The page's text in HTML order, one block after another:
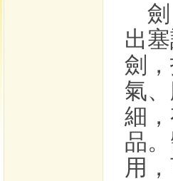
出塞
劍
氣
細
品
用